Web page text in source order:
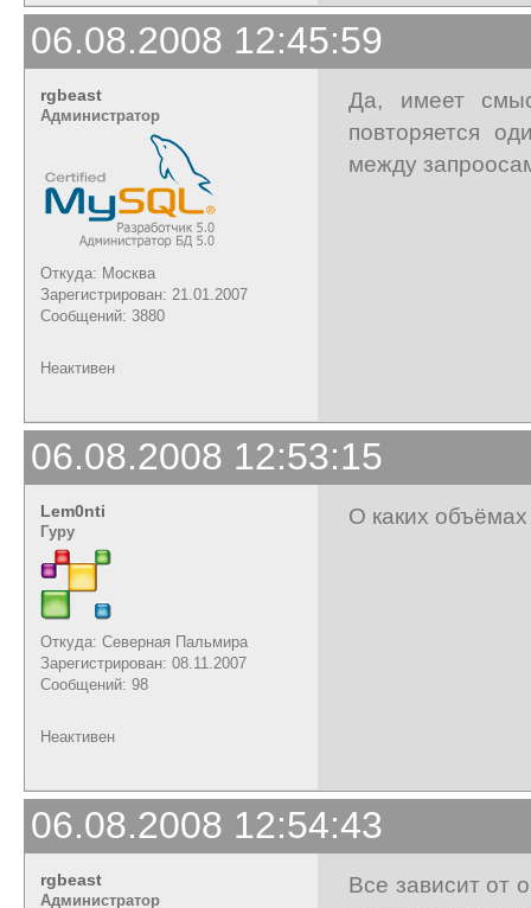
06.08.2008 12:45:59
rgbeast
Администратор
Откуда: Москва
Зарегистрирован: 21.01.2007
Сообщений: 3880
Да, имеет
повторяется
между
Неактивен
06.08.2008 12:53:15
Lem0nti
Гуру
Откуда: Северная Пальмира
Зарегистрирован: 08.11.2007
Сообщений: 98
О каких
Неактивен
06.08.2008 12:54:43
rgbeast
Администратор
Все зависит от